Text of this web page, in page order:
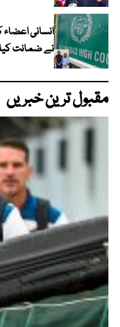
انسانی اعضاء
نے ضمانت
مقبول ترین خبریں